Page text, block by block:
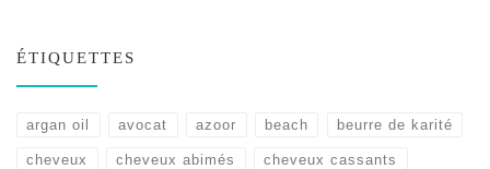
ÉTIQUETTES
argan oil avocat azoor beach beurre de karité
cheveux cheveux abimés cheveux cassants